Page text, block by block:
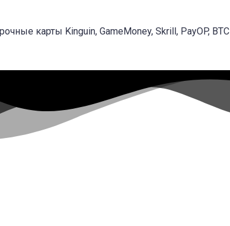
карты Kinguin, GameMoney, Skrill, PayOP, BTC